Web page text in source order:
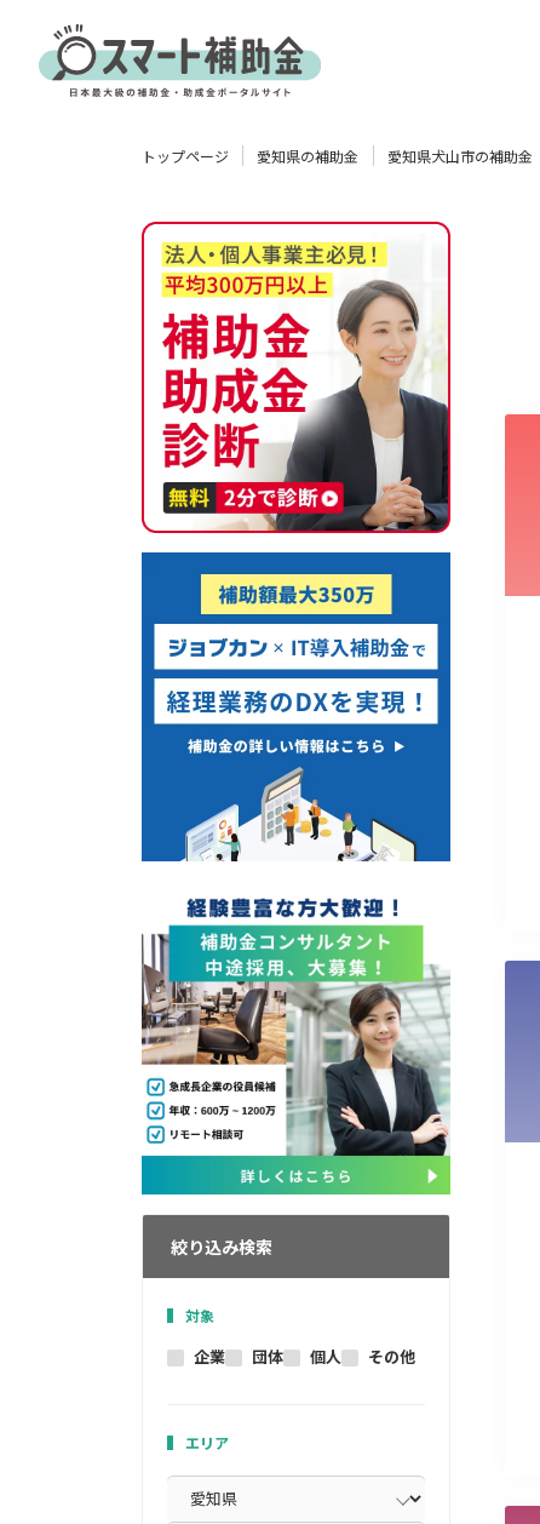
製造業 情報通信業 卸売･小売業
販路拡大 海外展開
トップページ 愛知県の補助金 愛知県犬山市の補助金
絞り込み検索
対象
企業 団体 個人 その他
エリア